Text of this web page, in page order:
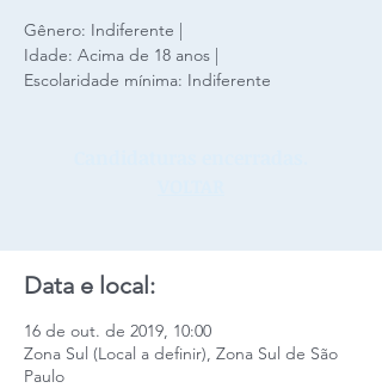
Gênero: Indiferente |
Idade: Acima de 18 anos |
Escolaridade mínima: Indiferente
Data e local:
16 de out. de 2019, 10:00
Zona Sul (Local a definir), Zona Sul de São
Paulo